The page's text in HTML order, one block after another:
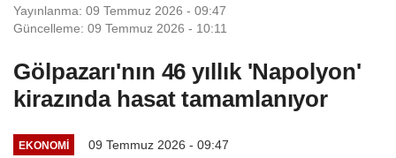
Yayınlanma: 09 Temmuz 2026 - 09:47
Güncelleme: 09 Temmuz 2026 - 10:11
Gölpazarı'nın 46 yıllık 'Napolyon'
kirazında hasat tamamlanıyor
EKONOMI 09 Temmuz 2026 - 09:47